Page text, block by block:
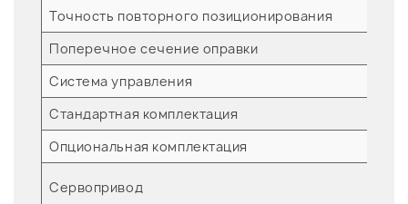
Точность повторного позиционирования
Поперечное сечение оправки
Система управления
Стандартная комплектация
Опциональная комплектация
Сервопривод